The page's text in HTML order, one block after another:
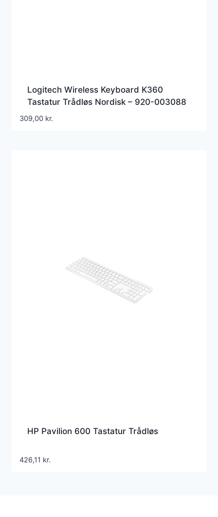
Logitech Wireless Keyboard K360
Tastatur Trådløs Nordisk – 920-003088
309,00 kr.
HP Pavilion 600 Tastatur Trådløs
426,11 kr.